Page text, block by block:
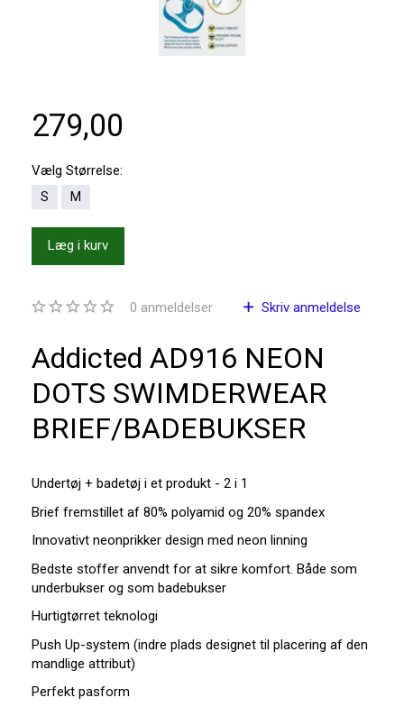
279,00
Vælg Størrelse:
S M
Læg i kurv
0 anmeldelser Skriv anmeldelse
Addicted AD916 NEON
DOTS SWIMDERWEAR
BRIEF/BADEBUKSER
Undertøj + badetøj i et produkt - 2 i 1
Brief fremstillet af 80% polyamid og 20% spandex
Innovativt neonprikker design med neon linning
Bedste stoffer anvendt for at sikre komfort. Både som
underbukser og som badebukser
Hurtigtørret teknologi
Push Up-system (indre plads designet til placering af den
mandlige attribut)
Perfekt pasform